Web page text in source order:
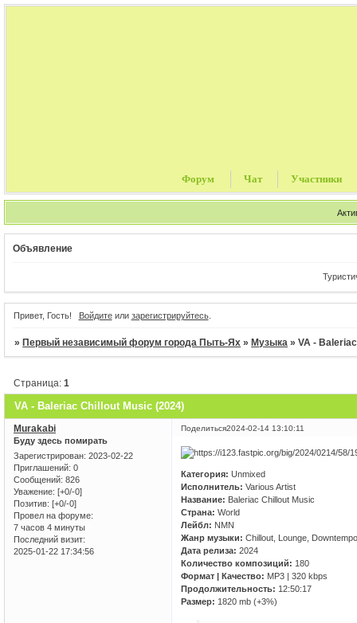
Форум Чат Участники
Объявление
Привет, Гость! Войдитеили зарегистрируйтесь.
»Первый независимый форум города Пыть-Ях »Музыка »VA -
VA - Baleriac Chillout Music (2024)
Страница:1
Поделиться2024-02-14 13:10:11
Murakabi
Буду здесь помирать
Зарегистрирован: 2023-02-22
Приглашений: 0
Сообщений: 826
Уважение: [+0/-0]
Позитив: [+0/-0]
Провел на форуме:
7 часов 4 минуты
Последний визит:
2025-01-22 17:34:56
Категория: Unmixed
Исполнитель: Various Artist
Название: Baleriac Chillout Music
Страна: World
Лейбл: NMN
Жанр музыки: Chillout, Lounge,
Дата релиза: 2024
Количество композиций: 180
Формат | Качество: MP3 | 320 kbps
Продолжительность: 12:50:17
Размер: 1820 mb (+3%)